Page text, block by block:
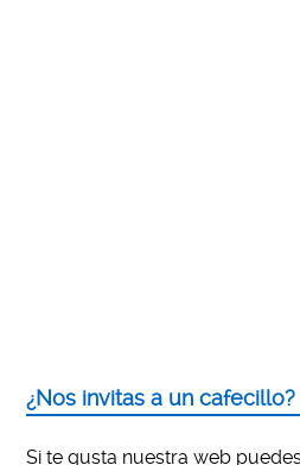
¿Nos invitas a un cafecillo?
Si te gusta nuestra web